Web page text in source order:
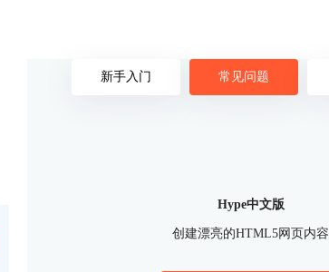
新手入门 常见问题
Hype中文版
创建漂亮的HTML5网页内容